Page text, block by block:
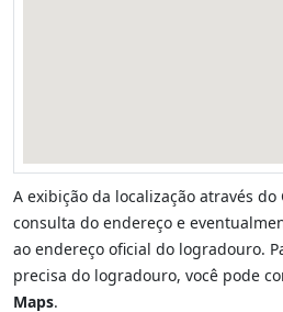
A exibição da localização através
consulta do endereço e
ao endereço oficial do logradouro.
precisa do logradouro, você pode
Maps.